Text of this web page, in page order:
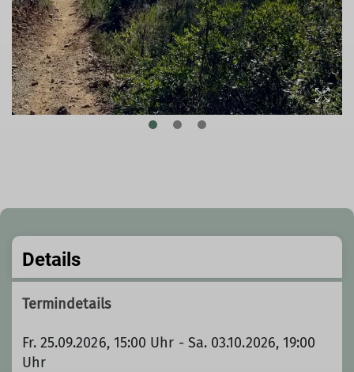
Details
Termindetails
Fr. 25.09.2026, 15:00 Uhr - Sa. 03.10.2026, 19:00
Uhr